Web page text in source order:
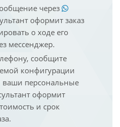
через
оформит заказ
о ходе его
мессенджер.
сообщите
конфигурации
ваши персональные
оформит
и срок